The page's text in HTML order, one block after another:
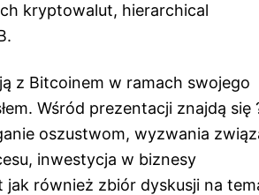
kryptowalut, hierarchical
z Bitcoinem w ramach swojego
Wśród prezentacji znajdą się
oszustwom, wyzwania
inwestycja w biznesy
również zbiór dyskusji na